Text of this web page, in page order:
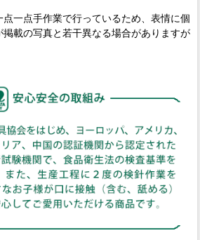
一点手作業で行っているため、表情に個
載の写真と若干異なる場合がありますが